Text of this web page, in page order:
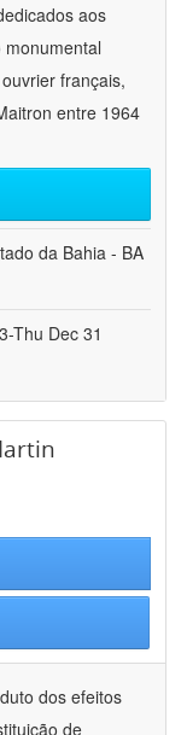
aos
français,
entre 1964
da Bahia - BA
Thu Dec 31
dos efeitos
de